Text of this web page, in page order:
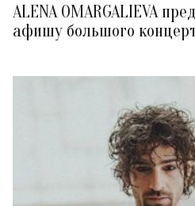
ALENA OMARGALIEVA
афишу большого